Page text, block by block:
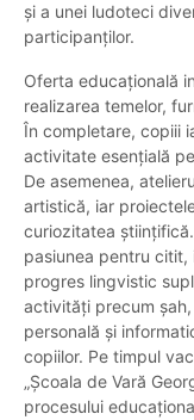
și a unei ludoteci
participanților.
Oferta educațională
realizarea temelor,
În completare, copiii
activitate esențială
De asemenea,
artistică, iar
curiozitatea
pasiunea pentru citit,
progres lingvistic
activități precum
personală și
copiilor. Pe timpul
„Școala de Vară
procesului